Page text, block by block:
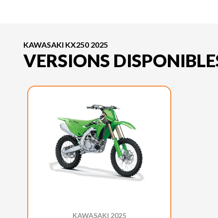
KAWASAKI KX250 2025
VERSIONS
KAWASAKI 2025